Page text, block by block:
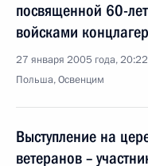
посвященной 60-
войсками
27 января 2005 года, 20:22
Польша, Освенцим
Выступление на
ветеранов –